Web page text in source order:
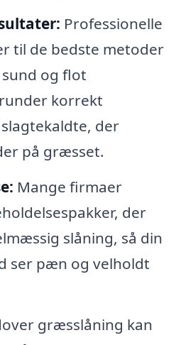
Professionelle
til de bedste metoder
og flot
korrekt
der
på græsset.
Mange firmaer
der
slåning, så din
ser pæn og velholdt
græsslåning kan